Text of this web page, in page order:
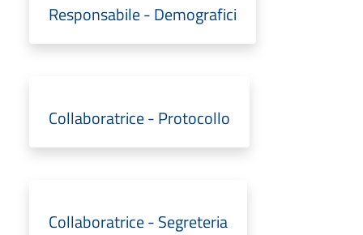
Responsabile - Demografici
Collaboratrice - Protocollo
Collaboratrice - Segreteria